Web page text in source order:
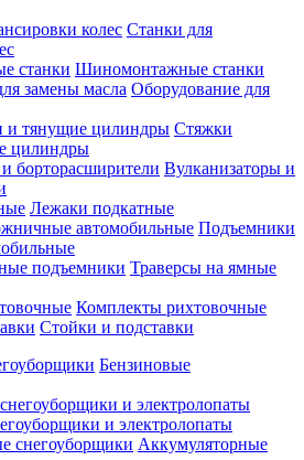
Станки для
Шиномонтажные станки
Оборудование для
Стяжки
цилиндры
Вулканизаторы и
Лежаки подкатные
Подъемники
Траверсы на ямные
Комплекты рихтовочные
Стойки и подставки
Бензиновые
и электролопаты
Аккумуляторные